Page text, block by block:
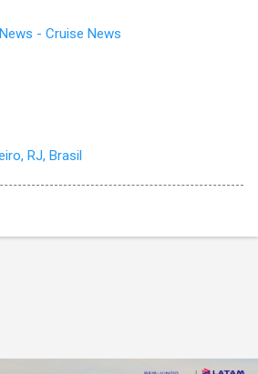
- Cruise News
RJ, Brasil